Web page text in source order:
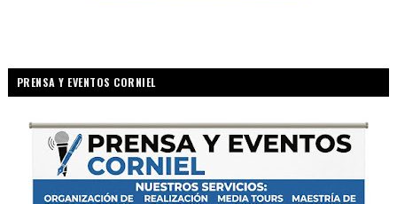
PRENSA Y EVENTOS CORNIEL